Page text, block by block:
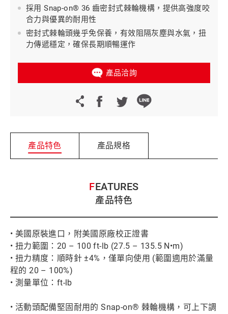
採用 Snap-on® 36 齒密封式棘輪機構，提供高強度咬
合力與優異的耐用性
密封式棘輪頭幾乎免保養，有效阻隔灰塵與水氣，扭
力傳遞穩定，確保長期順暢運作
產品洽詢
產品特色 產品規格
FEATURES
產品特色
• 美國原裝進口，附美國原廠校正證書
• 扭力範圍：20 – 100 ft-lb (27.5 – 135.5 N•m)
• 扭力精度：順時針 ±4%，僅單向使用 (範圍適用於滿量
程的 20 – 100%)
• 測量單位：ft-lb
• 活動頭配備堅固耐用的 Snap-on® 棘輪機構，可上下調